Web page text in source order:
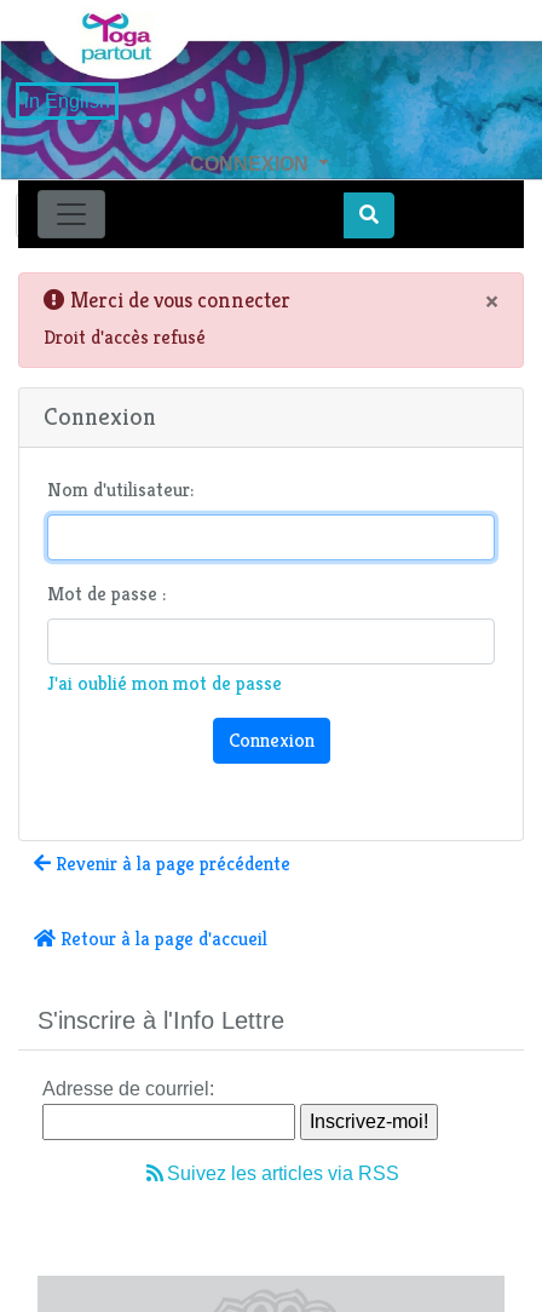
in English
CONNEXION
Find
×
Merci de vous connecter
Droit d'accès refusé
Connexion
Nom d'utilisateur:
Mot de passe :
J'ai oublié mon mot de passe
Connexion
Revenir à la page précédente
Retour à la page d'accueil
S'inscrire à l'Info Lettre
Adresse de courriel:
Suivez les articles via RSS